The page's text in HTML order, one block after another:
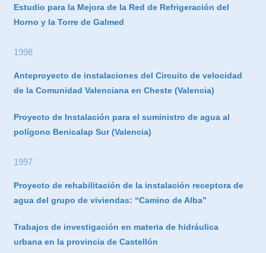
Estudio para la Mejora de la Red de Refrigeración del
Horno y la Torre de Galmed
1998
Anteproyecto de instalaciones del Circuito de velocidad
de la Comunidad Valenciana en Cheste (Valencia)
Proyecto de Instalación para el suministro de agua al
polígono Benicalap Sur (Valencia)
1997
Proyecto de rehabilitación de la instalación receptora de
agua del grupo de viviendas: “Camino de Alba”
Trabajos de investigación en materia de hidráulica
urbana en la provincia de Castellón